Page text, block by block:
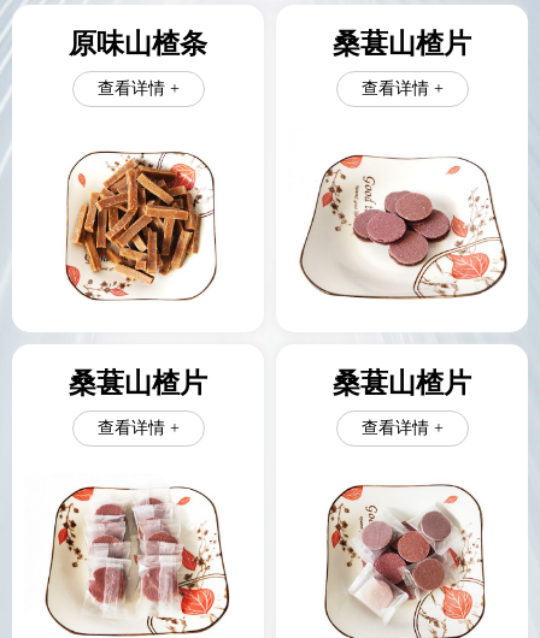
原味山楂条
查看详情 +
桑葚山楂片
查看详情 +
桑葚山楂片
查看详情 +
桑葚山楂片
查看详情 +